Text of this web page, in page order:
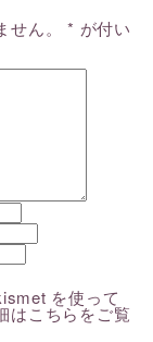
ん。 * が付い
を使って
はこちらをご覧